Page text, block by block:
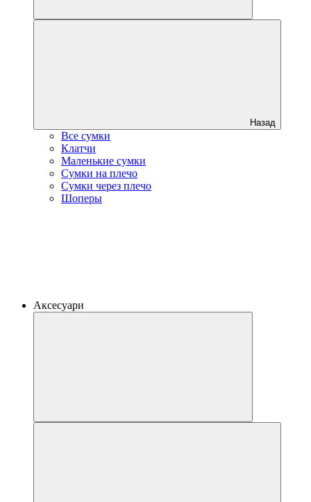
Назад
Все сумки
Клатчи
Маленькие сумки
Сумки на плечо
Сумки через плечо
Шоперы
Аксесуари